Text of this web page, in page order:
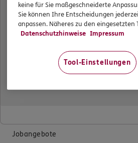
Das könnte Sie auch interessieren
Unsere Agentur
Jobangebote
keine für Sie maßgeschneiderte
Sie können Ihre Entscheidungen
anpassen. Näheres zu den eingesetzten
Datenschutzhinweise Impressum
Tool-Einstellungen